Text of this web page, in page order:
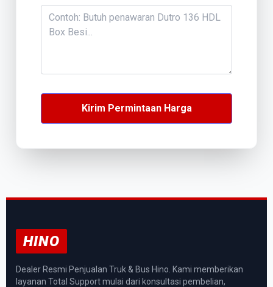
Kirim Permintaan Harga
HINO
Dealer Resmi Penjualan Truk & Bus Hino. Kami memberikan
layanan Total Support mulai dari konsultasi pembelian,